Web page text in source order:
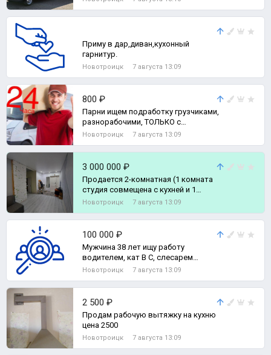
Приму в дар,диван,кухонный
гарнитур.
Новотроицк 7 августа 13:09
800 ₽
Парни ищем подработку грузчиками,
разнорабочими, ТОЛЬКО с
почасовой оплатой
Новотроицк 7 августа 13:09
3 000 000 ₽
Продается 2-комнатная (1 комната
студия совмещена с кухней и 1
комната спальня) квартира с
Новотроицк 7 августа 13:09
100 000 ₽
Мужчина 38 лет ищу работу
водителем, кат В С, слесарем
ремонтником 5 р, стропальщик,
Новотроицк 7 августа 13:09
2 500 ₽
Продам рабочую вытяжку на кухню
цена 2500
Новотроицк 7 августа 13:09